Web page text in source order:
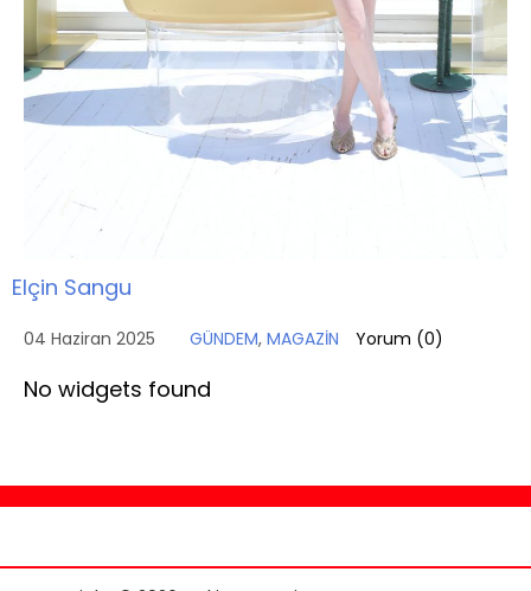
Elçin Sangu
04 Haziran 2025 GÜNDEM, MAGAZİN Yorum (0)
No widgets found